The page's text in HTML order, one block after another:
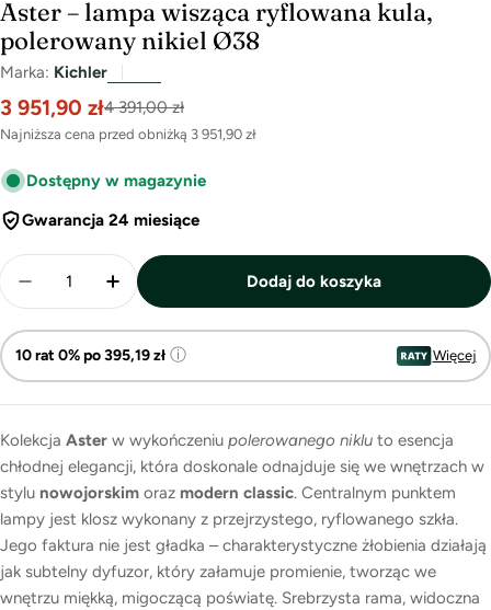
Aster – lampa wisząca ryflowana kula,
polerowany nikiel Ø38
Marka: Kichler
Cena
promocyjna
3 951,90 zł
Cena
regularna
4 391,00 zł
Najniższa cena przed obniżką 3 951,90 zł
Dostępny w magazynie
Gwarancja 24 miesiące
Ilość
Zmniejsz ilość dla Aster – lampa wisząca
Zwiększ ilość dla Aster – lampa wisząca
Dodaj do koszyka
10 rat 0% po 395,19 zł ⓘ Więcej
Kolekcja Aster w wykończeniu polerowanego niklu to esencja
chłodnej elegancji, która doskonale odnajduje się we wnętrzach w
stylu nowojorskim oraz modern classic. Centralnym punktem
lampy jest klosz wykonany z przejrzystego, ryflowanego szkła.
Jego faktura nie jest gładka – charakterystyczne żłobienia działają
jak subtelny dyfuzor, który załamuje promienie, tworząc we
wnętrzu miękką, migoczącą poświatę. Srebrzysta rama, widoczna